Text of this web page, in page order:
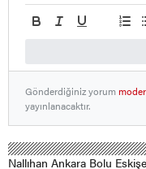
Gönderdiğiniz yorum
yayınlanacaktır.
Nallıhan Ankara Bolu